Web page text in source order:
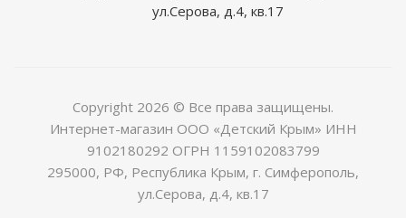
ул.Серова, д.4, кв.17
Copyright 2026 © Все права защищены.
Интернет-магазин ООО «Детский Крым» ИНН
9102180292 ОГРН 1159102083799
295000, РФ, Республика Крым, г. Симферополь,
ул.Серова, д.4, кв.17